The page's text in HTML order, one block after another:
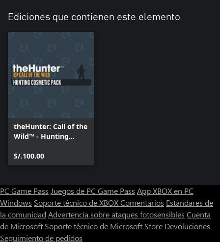
Ediciones que contienen este elemento
theHunter: Call of the
Wild™ - Hunting
S/.100.00
PC Game Pass Juegos de PC Game Pass App XBOX en PC
Windows Soporte técnico de XBOXComentarios Estándares de
la comunidad Advertencia sobre ataques fotosensibles Cuenta
de Microsoft Soporte técnico de Microsoft Store Devoluciones
Seguimiento de pedidos